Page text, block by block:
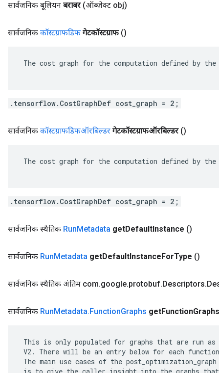
सार्वजनिक बूलियन बराबर (ऑब्जेक्ट obj)
सार्वजनिक कॉस्टग्राफडिफ गेटकॉस्टग्राफ ()
The cost graph for the computation defined by
.tensorflow.CostGraphDef cost_graph = 2;
सार्वजनिक कॉस्टग्राफडिफऑरबिल्डर गेटकॉस्टग्राफऑरबिल्डर ()
The cost graph for the computation defined by
.tensorflow.CostGraphDef cost_graph = 2;
सार्वजनिक स्थैतिक RunMetadata getDefaultInstance ()
सार्वजनिक RunMetadata getDefaultInstanceForType ()
सार्वजनिक स्थैतिक अंतिम com.google.protobuf.Descriptors.
सार्वजनिक RunMetadata.FunctionGraphs getFunctionGraphs
This is only populated for graphs that are run as
V2. There will be an entry below for each
The main use cases of the